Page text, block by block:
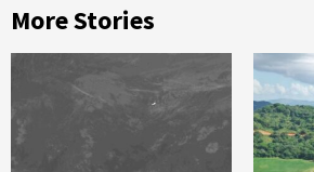
More Stories